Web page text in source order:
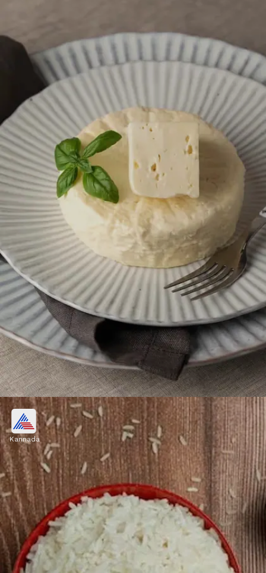
ಉಳಿದ ಪನೀರ್ ತಾಜಾವಾಗಿಡುವ ವಿಧಾನ
ಪನೀರ್ ಅನ್ನು ತಾಜಾವಾಗಿಡಲು ಗಾಳಿಯಾಡದ ಡಬ್ಬದಲ್ಲಿ
ನೀರು ತುಂಬಿಸಿ ಅದರಲ್ಲಿ ಮುಳುಗಿಸಿಟ್ಟರೆ ಅದನ್ನು
ದೀರ್ಘಕಾಲ ತಾಜಾವಾಗಿಡಬಹುದು.
Kannada